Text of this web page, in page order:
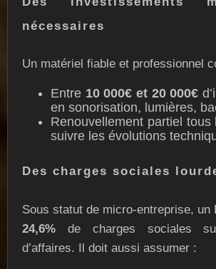
nécessaires
Un matériel fiable et professionnel
Entre 10 000€ et 20 000€
en sonorisation, lumières,
Renouvellement partiel
suivre les évolutions
Des charges sociales
Sous statut de micro-entreprise, un
24,6% de charges sociales
d’affaires. Il doit aussi assumer :